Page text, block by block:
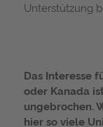
Unterstützung
Das Interesse
oder Kanada
ungebrochen.
hier so viele